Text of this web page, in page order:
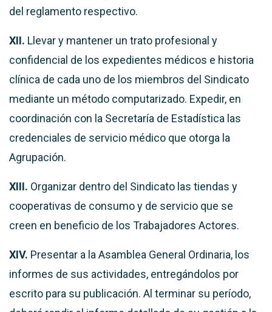
del reglamento respectivo.
XII. Llevar y mantener un trato profesional y
confidencial de los expedientes médicos e historia
clínica de cada uno de los miembros del Sindicato
mediante un método computarizado. Expedir, en
coordinación con la Secretaría de Estadística las
credenciales de servicio médico que otorga la
Agrupación.
XIII. Organizar dentro del Sindicato las tiendas y
cooperativas de consumo y de servicio que se
creen en beneficio de los Trabajadores Actores.
XIV. Presentar a la Asamblea General Ordinaria, los
informes de sus actividades, entregándolos por
escrito para su publicación. Al terminar su período,